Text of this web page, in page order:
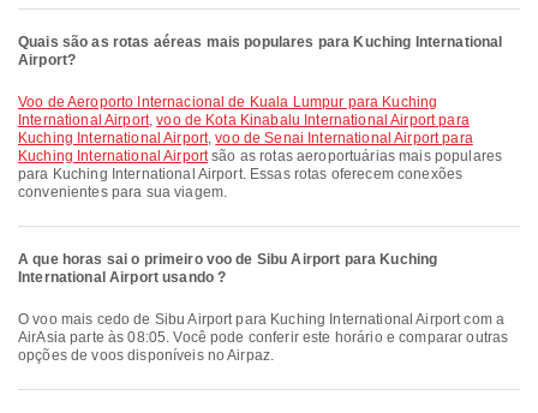
Quais são as rotas aéreas mais populares para Kuching International
Airport?
voo de Aeroporto Internacional de Kuala Lumpur para Kuching
International Airport,voo de Kota Kinabalu International Airport para
Kuching International Airport,voo de Senai International Airport para
Kuching International Airportsão as rotas aeroportuárias mais populares
para Kuching International Airport. Essas rotas oferecem conexões
convenientes para sua viagem.
A que horas sai o primeiro voo de Sibu Airport para Kuching
International Airport usando ?
O voo mais cedo de Sibu Airport para Kuching International Airport com a
AirAsia parte às 08:05. Você pode conferir este horário e comparar outras
opções de voos disponíveis no Airpaz.